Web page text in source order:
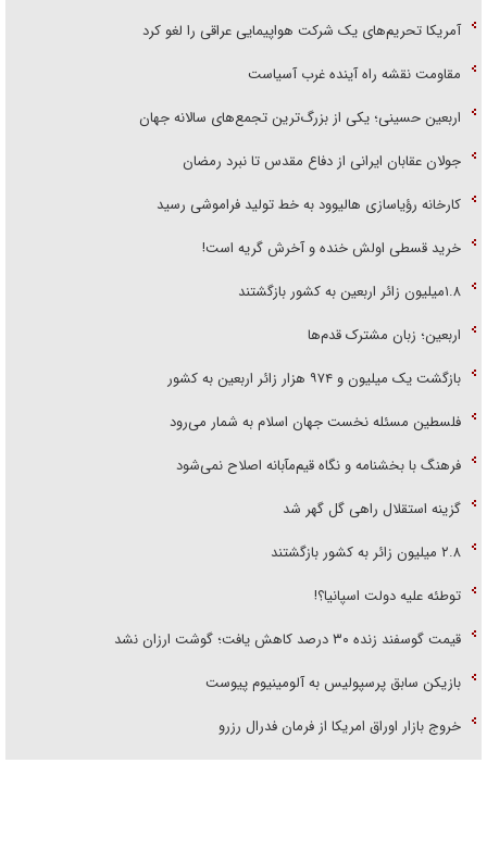
آمریکا تحریم‌های یک شرکت هواپیمایی عراقی را لغو کرد
مقاومت نقشه راه آینده غرب آسیاست
اربعین حسینی؛ یکی از بزرگ‌ترین تجمع‌های سالانه جهان
جولان عقابان ایرانی از دفاع مقدس تا نبرد رمضان
کارخانه رؤیاسازی هالیوود به خط تولید فراموشی رسید
خرید قسطی اولش خنده و آخرش گریه است!
۱.۸میلیون زائر اربعین به کشور بازگشتند
اربعین؛ زبان مشترک قدم‌ها
بازگشت یک میلیون و ۹۷۴ هزار زائر اربعین به کشور
فلسطین مسئله نخست جهان اسلام به شمار می‌رود
فرهنگ با بخشنامه و نگاه قیم‌مآبانه اصلاح نمی‌شود
گزینه استقلال راهی گل گهر شد
۲.۸ میلیون زائر به کشور بازگشتند
توطئه علیه دولت اسپانیا؟!
قیمت گوسفند زنده ۳۰ درصد کاهش یافت؛ گوشت ارزان نشد
بازیکن سابق پرسپولیس به آلومینیوم پیوست
خروج بازار اوراق امریکا از فرمان فدرال رزرو